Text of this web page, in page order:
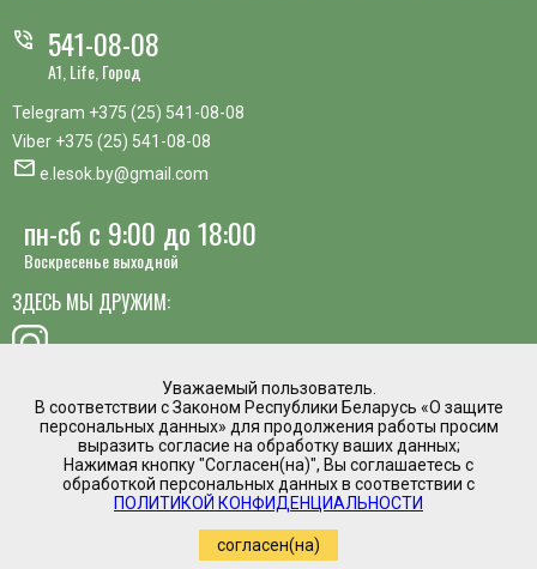
Уважаемый пользователь.
В соответствии с Законом Республики Беларусь «О защите
персональных данных» для продолжения работы просим
выразить согласие на обработку ваших данных;
Нажимая кнопку "Согласен(на)", Вы соглашаетесь с
обработкой персональных данных в соответствии с
ПОЛИТИКОЙ КОНФИДЕНЦИАЛЬНОСТИ
согласен(на)
phone_in_talk 541-08-08
A1, Life, Город
Telegram +375 (25) 541-08-08
Viber +375 (25) 541-08-08
mail e.lesok.by@gmail.com
пн-сб с 9:00 до 18:00
Воскресенье выходной
ЗДЕСЬ МЫ ДРУЖИМ:
хотите предложить идею, похвалить сотрудника или
пожаловаться?
Написать директору
Интернет магазин временно приостановил